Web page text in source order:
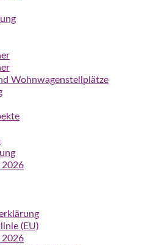
Wohnwagenstellplätze
2026
(EU)
2026